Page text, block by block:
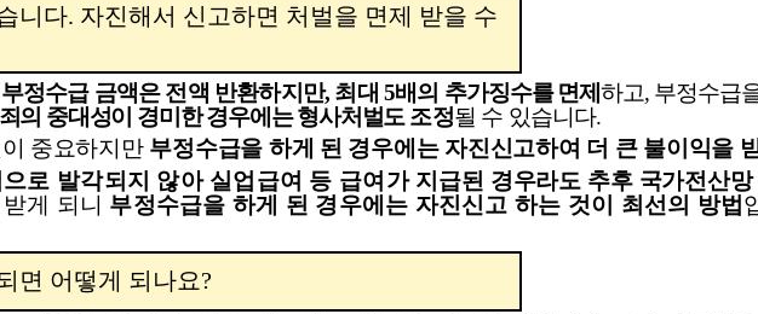
니다. 자진해서 신고하면 처벌을 면제 받을 수
정수급 금액은 전액 반환하지만, 최대5배의 추가징수를 면제하고, 부정수급
의 중대성이 경미한 경우에는 형사처벌도 조정될 수 있습니다.
중요하지만 부정수급을 하게 된 경우에는 자진신고하여 더 큰 불이익을
로 발각되지 않아 실업급여 등 급여가 지 급된 경우라도 추후 국가전산
게 되니 부정수급을 하게 된 경우에는 자진신고 하는 것이 최선의 방법
면 어떻게 되나요?